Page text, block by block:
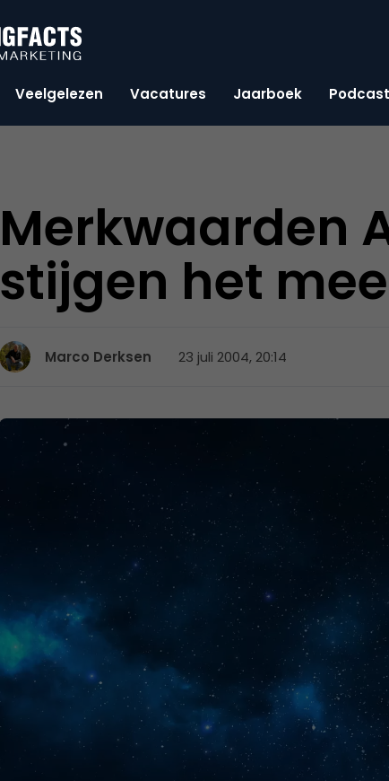
Veelgelezen Vacatures Jaarboek
Merkwaarden
stijgen het
Marco Derksen 23 juli 2004, 20:14